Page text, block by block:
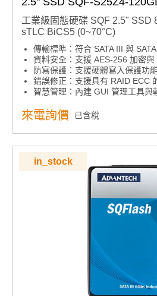
工業級固態硬碟 SQF 2.5" SSD
sTLC BiCS5 (0~70°C)
傳輸標準：符合 SATA III 與
資料安全：支援 AES-256 加密與
防寫保護：支援硬體寫入保護功能
錯誤修正：支援具有 RAID ECC
智慧管理：內建 GUI 管理工具與
來電詢價 已含稅
in_stock